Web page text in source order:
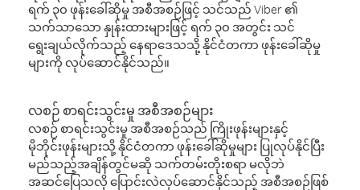
ရက် ၃၀ ဖုန်းခေါ်ဆိုမှု အစီအစဉ်ဖြင့် သင်သည် Viber ၏
သက်သာသော နှုန်းထားများဖြင့် ရက် ၃၀ အတွင်း သင်
ရွေးချယ်လိုက်သည့် နေရာဒေသသို့ နိုင်ငံတကာ ဖုန်းခေါ်ဆိုမှု
များကို လုပ်ဆောင်နိုင်သည်။
လစဉ် စာရင်းသွင်းမှု အစီအစဉ်များ
လစဉ် စာရင်းသွင်းမှု အစီအစဉ်သည် ကြိုးဖုန်းများနှင့်
မိုဘိုင်းဖုန်းများသို့ နိုင်ငံတကာ ဖုန်းခေါ်ဆိုမှုများ ပြုလုပ်နိုင်ပြီး
မည်သည့်အချိန်တွင်မဆို သက်တမ်းတိုးစရာ မလိုဘဲ
အဆင်ပြေသလို ပြောင်းလဲလုပ်ဆောင်နိုင်သည့် အစီအစဉ်ဖြစ်